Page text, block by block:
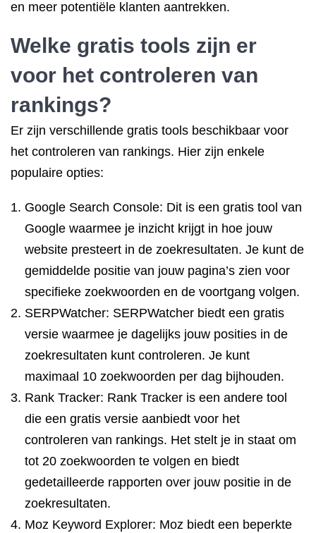
en meer potentiële klanten aantrekken.
Welke gratis tools zijn er
voor het controleren van
rankings?
Er zijn verschillende gratis tools beschikbaar voor
het controleren van rankings. Hier zijn enkele
populaire opties:
Google Search Console: Dit is een gratis tool van
Google waarmee je inzicht krijgt in hoe jouw
website presteert in de zoekresultaten. Je kunt de
gemiddelde positie van jouw pagina’s zien voor
specifieke zoekwoorden en de voortgang volgen.
SERPWatcher: SERPWatcher biedt een gratis
versie waarmee je dagelijks jouw posities in de
zoekresultaten kunt controleren. Je kunt
maximaal 10 zoekwoorden per dag bijhouden.
Rank Tracker: Rank Tracker is een andere tool
die een gratis versie aanbiedt voor het
controleren van rankings. Het stelt je in staat om
tot 20 zoekwoorden te volgen en biedt
gedetailleerde rapporten over jouw positie in de
zoekresultaten.
Moz Keyword Explorer: Moz biedt een beperkte